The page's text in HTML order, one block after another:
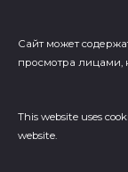
Сайт может
просмотра лицами,
This website uses
website.